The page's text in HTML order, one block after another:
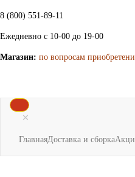
8 (800) 551-89-11
Ежедневно с 10-00 до 19-00
Магазин: по вопросам
×
ГлавнаяДоставка и сборка